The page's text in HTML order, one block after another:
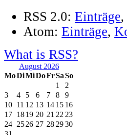
RSS 2.0: Einträge,
Atom: Einträge,
What is RSS?
August 2026
MoDiMiDoFrSaSo
1
2
3
4 5 6 7 8
9
10 11 12 13 14 15 16
17 1819 20 21 22 23
24 2526 27 28 2930